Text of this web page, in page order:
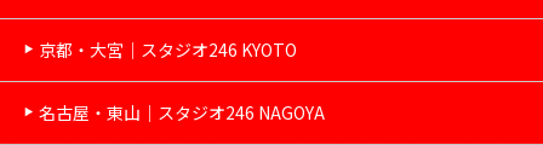
京都・大宮｜スタジオ246 KYOTO
名古屋・東山｜スタジオ246 NAGOYA